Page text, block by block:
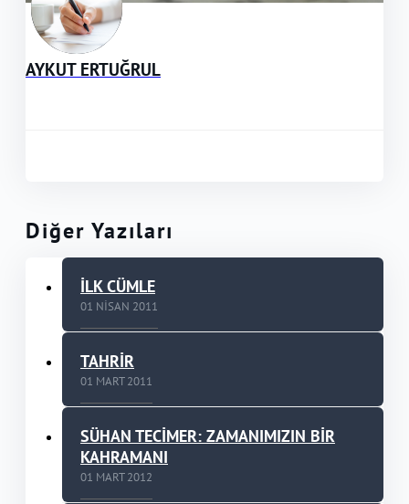
AYKUT ERTUĞRUL
Diğer Yazıları
İLK CÜMLE
01 NISAN 2011
TAHRİR
01 MART 2011
SÜHAN TECİMER: ZAMANIMIZIN BİR
KAHRAMANI
01 MART 2012